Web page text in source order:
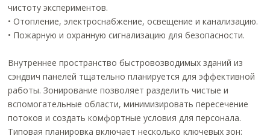
чистоту экспериментов.
• Отопление, электроснабжение, освещение и канализацию.
• Пожарную и охранную сигнализацию для безопасности.
Внутреннее пространство быстровозводимых зданий из
сэндвич панелей тщательно планируется для эффективной
работы. Зонирование позволяет разделить чистые и
вспомогательные области, минимизировать пересечение
потоков и создать комфортные условия для персонала.
Типовая планировка включает несколько ключевых зон: